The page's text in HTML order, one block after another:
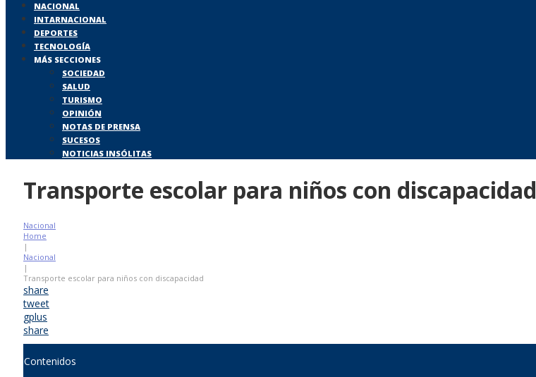
NACIONAL
INTARNACIONAL
DEPORTES
TECNOLOGÍA
MÁS SECCIONES
SOCIEDAD
SALUD
TURISMO
OPINIÓN
NOTAS DE PRENSA
SUCESOS
NOTICIAS INSÓLITAS
Transporte escolar para niños con discapacidad
Nacional
Home
|
Nacional
|
Transporte escolar para niños con discapacidad
share
tweet
gplus
share
Contenidos